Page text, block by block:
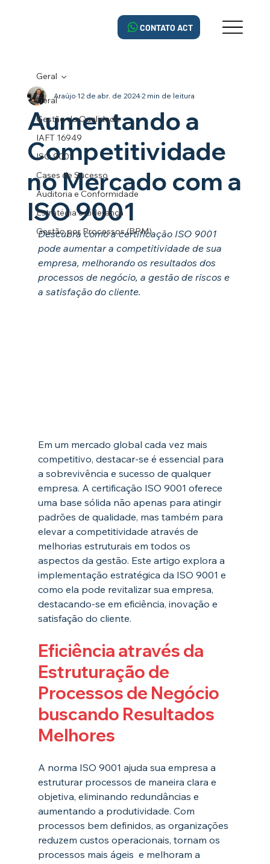
CONTATO ACT
Geral
Gestão da Qualidade
IAFT 16949
ISO 9001
Cases de Sucesso
Auditoria e Conformidade
Estratégia e Liderança
Gestão por Processos (BPM)
Geral
Aumentando a
Competitividade
no Mercado com a
ISO 9001
Araújo12 de abr. de 20242 min de leitura
Descubra como a certificação ISO 9001
pode aumentar a competitividade de sua
empresa, melhorando os resultados dos
processos de negócio, a gestão de riscos e
a satisfação do cliente.
Em um mercado global cada vez mais
competitivo, destacar-se é essencial para
a sobrevivência e sucesso de qualquer
empresa. A certificação ISO 9001 oferece
uma base sólida não apenas para atingir
padrões de qualidade, mas também para
elevar a competitividade através de
melhorias estruturais em todos os
aspectos da gestão. Este artigo explora a
implementação estratégica da ISO 9001 e
como ela pode revitalizar sua empresa,
destacando-se em eficiência, inovação e
satisfação do cliente.
Eficiência através da
Estruturação de
Processos de Negócio
buscando Resultados
Melhores
A norma ISO 9001 ajuda sua empresa a
estruturar processos de maneira clara e
objetiva, eliminando redundâncias e
aumentando a produtividade. Com
processos bem definidos, as organizações
reduzem custos operacionais, tornam os
processos mais ágeis  e melhoram a